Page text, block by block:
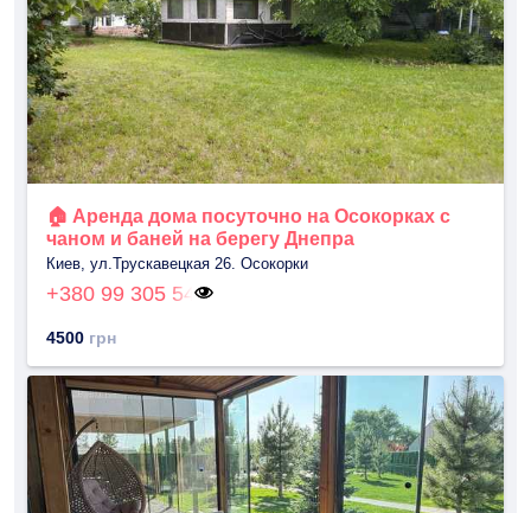
​🏠 Аренда дома посуточно на Осокорках с
чаном и баней на берегу Днепра
Киев, ул.Трускавецкая 26. Осокорки
+380 99 305 54
4500 грн